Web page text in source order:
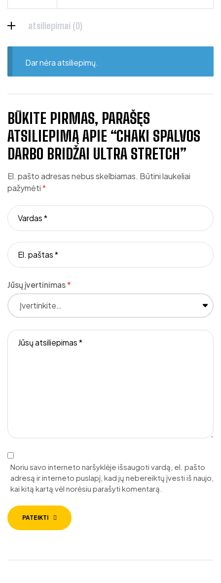
atsiliepimai (0)
Dar nėra atsiliepimų.
BŪKITE PIRMAS, PARAŠĘS
ATSILIEPIMĄ APIE “CHAKI SPALVOS
DARBO BRIDŽAI ULTRA STRETCH”
El. pašto adresas nebus skelbiamas. Būtini laukeliai
pažymėti*
Jūsų įvertinimas*
Noriu savo interneto naršyklėje išsaugoti vardą, el. pašto
adresą ir interneto puslapį, kad jų nebereiktų įvesti iš naujo,
kai kitą kartą vėl norėsiu parašyti komentarą.
PATEIKTI